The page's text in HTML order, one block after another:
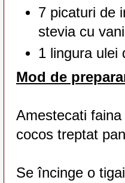
7 picaturi de
stevia cu
1 lingura ulei
Mod de
Amestecati
cocos treptat
Se încinge o